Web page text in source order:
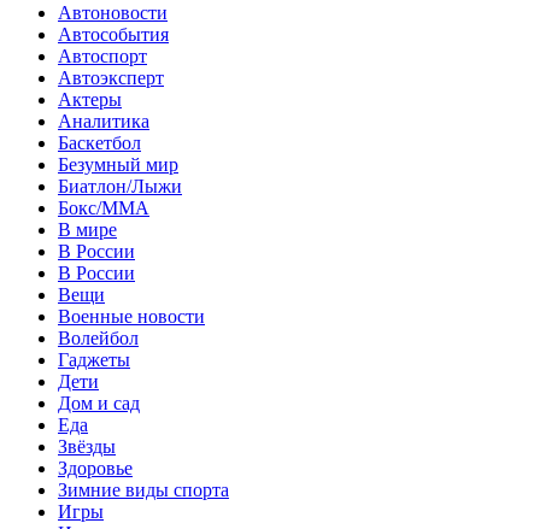
Автоновости
Автособытия
Автоспорт
Автоэксперт
Актеры
Аналитика
Баскетбол
Безумный мир
Биатлон/Лыжи
Бокс/MMA
В мире
В России
В России
Вещи
Военные новости
Волейбол
Гаджеты
Дети
Дом и сад
Еда
Звёзды
Здоровье
Зимние виды спорта
Игры